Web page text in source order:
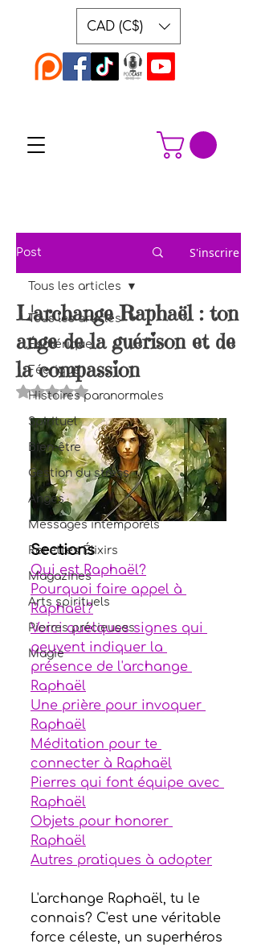
CAD (C$)
Post S'inscrire
Tous les articles
Ésotérique
Féerique
Histoires paranormales
Spirituel
Bien-être
Gestion du stress
Anges
Messages intemporels
Recettes Élixirs
Magazines
Arts spirituels
Pierres précieuses
Magie
Tous les articles
L'archange Raphaël : ton
ange de la guérison et de
la compassion
Noté NaN étoiles sur 5.
Sections
Qui est Raphaël?
Pourquoi faire appel à
Raphaël?
Voici quelques signes qui
peuvent indiquer la
présence de l'archange
Raphaël
Une prière pour invoquer
Raphaël
Méditation pour te
connecter à Raphaël
Pierres qui font équipe avec
Raphaël
Objets pour honorer
Raphaël
Autres pratiques à adopter
L'archange Raphaël, tu le
connais? C'est une véritable
force céleste, un superhéros